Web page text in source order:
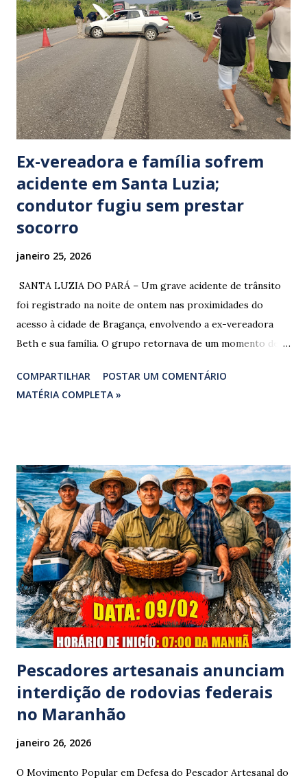
Ex-vereadora e família sofrem
acidente em Santa Luzia;
condutor fugiu sem prestar
socorro
janeiro 25, 2026
​ SANTA LUZIA DO PARÁ – Um grave acidente de trânsito
foi registrado na noite de ontem nas proximidades do
acesso à cidade de Bragança, envolvendo a ex-vereadora
Beth e sua família. O grupo retornava de um momento de
vereadora e irmão dos ex-vereadores de Bragança, Mauro
Rodrigues e Zeca Rodrigues , estava voltando do
família foi atingido por uma caminhonete. O condutor da
mesma apresentava sinais visíveis de embriaguez, e
diversas latas de bebidas alcoólicas foram avistadas no
interior do veículo. O motorista, identificado por
moradores locais como irmão do vereador "Neguinho do
Coco", de Santa Luzia do Pará, evadiu-se do local sem
prestar assistência às vítimas. ​Atendimento e Danos ​A
Polícia Rodoviária Federal (PRF) foi acionada para atender a
ocorrênc...
COMPARTILHAR
POSTAR UM COMENTÁRIO
MATÉRIA COMPLETA »
Pescadores artesanais anunciam
interdição de rodovias federais
no Maranhão
janeiro 26, 2026
O Movimento Popular em Defesa do Pescador Artesanal do